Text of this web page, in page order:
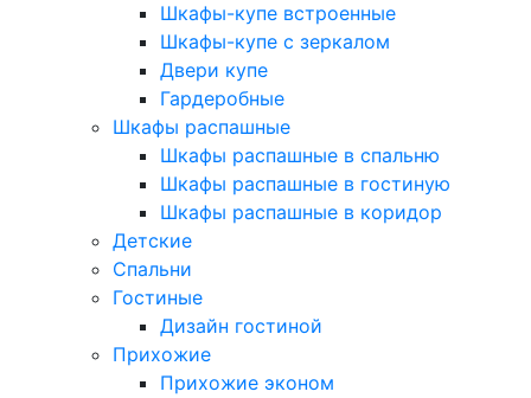
Шкафы-купе встроенные
Шкафы-купе с зеркалом
Двери купе
Гардеробные
Шкафы распашные
Шкафы распашные в спальню
Шкафы распашные в гостиную
Шкафы распашные в коридор
Детские
Спальни
Гостиные
Дизайн гостиной
Прихожие
Прихожие эконом